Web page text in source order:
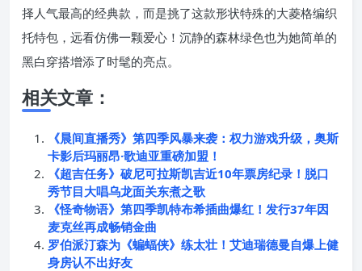
择人气最高的经典款，而是挑了这款形状特殊的大菱格编织
托特包，远看仿佛一颗爱心！沉静的森林绿色也为她简单的
黑白穿搭增添了时髦的亮点。
相关文章：
《晨间直播秀》第四季风暴来袭：权力游戏升级，奥斯
卡影后玛丽昂·歌迪亚重磅加盟！
《超吉任务》破尼可拉斯凯吉近10年票房纪录！脱口
秀节目大唱乌龙面关东煮之歌
《怪奇物语》第四季凯特布希插曲爆红！发行37年因
麦克丝再成畅销金曲
罗伯派汀森为《蝙蝠侠》练太壮！艾迪瑞德曼自爆上健
身房认不出好友